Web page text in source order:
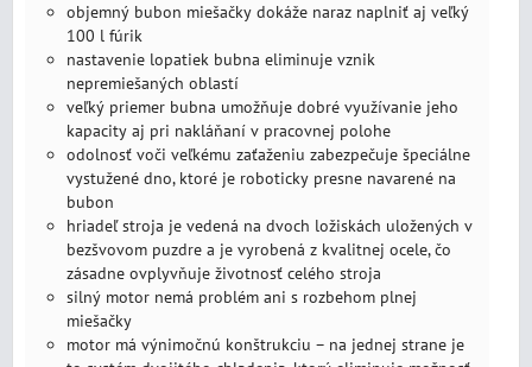
objemný bubon miešačky dokáže naraz naplniť aj veľký
100 l fúrik
nastavenie lopatiek bubna eliminuje vznik
nepremiešaných oblastí
veľký priemer bubna umožňuje dobré využívanie jeho
kapacity aj pri nakláňaní v pracovnej polohe
odolnosť voči veľkému zaťaženiu zabezpečuje špeciálne
vystužené dno, ktoré je roboticky presne navarené na
bubon
hriadeľ stroja je vedená na dvoch ložiskách uložených v
bezšvovom puzdre a je vyrobená z kvalitnej ocele, čo
zásadne ovplyvňuje životnosť celého stroja
silný motor nemá problém ani s rozbehom plnej
miešačky
motor má výnimočnú konštrukciu – na jednej strane je